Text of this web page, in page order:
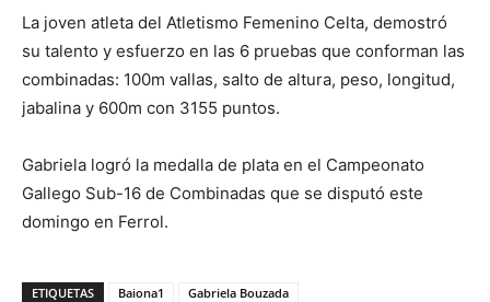
La joven atleta del Atletismo Femenino Celta, demostró
su talento y esfuerzo en las 6 pruebas que conforman las
combinadas: 100m vallas, salto de altura, peso, longitud,
jabalina y 600m con 3155 puntos.
Gabriela logró la medalla de plata en el Campeonato
Gallego Sub-16 de Combinadas que se disputó este
domingo en Ferrol.
ETIQUETAS Baiona1 Gabriela Bouzada